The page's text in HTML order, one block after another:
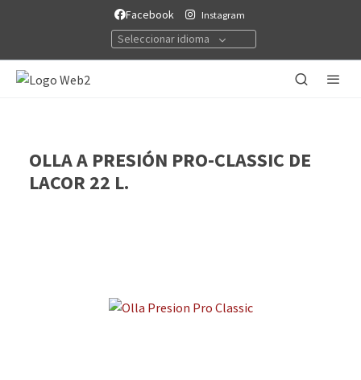
Facebook Instagram
Seleccionar idioma
OLLA A PRESIÓN PRO-CLASSIC DE
LACOR 22 L.